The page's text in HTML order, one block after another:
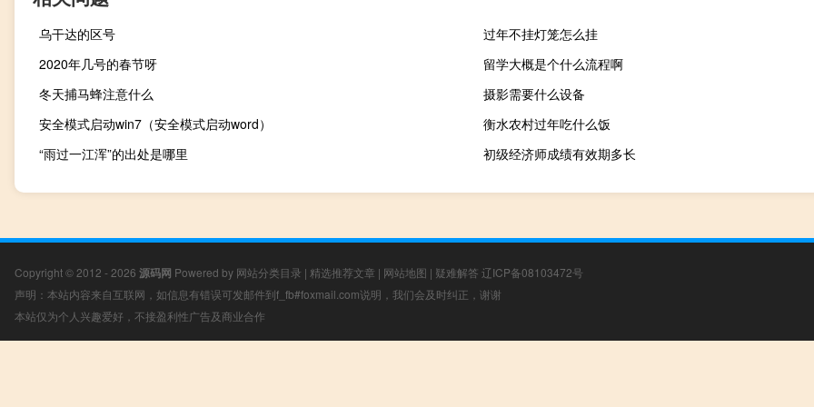
乌干达的区号
过年不挂灯笼怎么挂
2020年几号的春节呀
留学大概是个什么流程啊
冬天捕马蜂注意什么
摄影需要什么设备
安全模式启动win7（安全模式启动word）
衡水农村过年吃什么饭
“雨过一江浑”的出处是哪里
初级经济师成绩有效期多长
Copyright © 2012 - 2026 源码网 Powered by 网站分类目录 | 精选推荐文章 | 网站地图 | 疑难解答 辽ICP备08103472号
声明：本站内容来自互联网，如信息有错误可发邮件到f_fb#foxmail.com说明，我们会及时纠正，谢谢
本站仅为个人兴趣爱好，不接盈利性广告及商业合作